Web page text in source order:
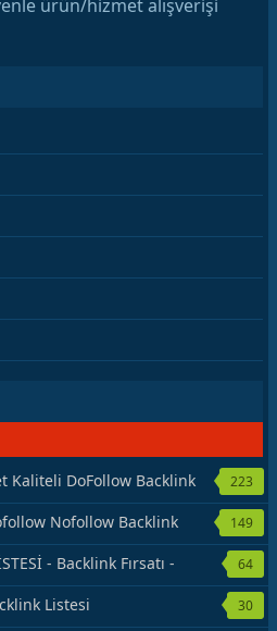
ürün/hizmet alışverişi
Kaliteli DoFollow Backlink
223
Nofollow Backlink
149
- Backlink Fırsatı -
64
Listesi 30